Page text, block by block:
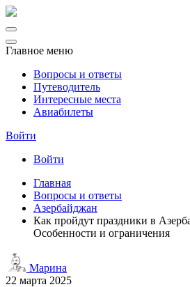
Главное меню
Вопросы и ответы
Путеводитель
Интересные места
Авиабилеты
Войти
Войти
Главная
Вопросы и ответы
Азербайджан
Как пройдут праздники в
Особенности и ограничения
Марина
22 марта 2025